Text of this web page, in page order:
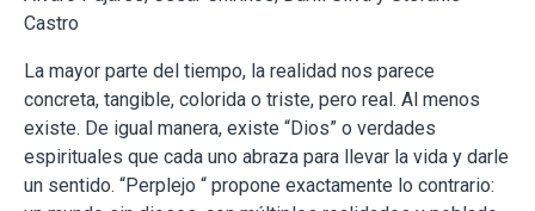
Castro
La mayor parte del tiempo, la realidad nos parece
concreta, tangible, colorida o triste, pero real. Al menos
existe. De igual manera, existe “Dios” o verdades
espirituales que cada uno abraza para llevar la vida y darle
un sentido. “Perplejo “ propone exactamente lo contrario: